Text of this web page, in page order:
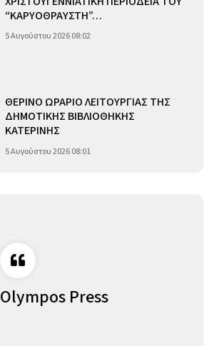
“ΚΑΡΥΟΘΡΑΥΣΤΗ”…
5 Αυγούστου 2026 08:02
ΘΕΡΙΝΟ ΩΡΑΡΙΟ ΛΕΙΤΟΥΡΓΙΑΣ ΤΗΣ
ΔΗΜΟΤΙΚΗΣ ΒΙΒΛΙΟΘΗΚΗΣ
ΚΑΤΕΡΙΝΗΣ
5 Αυγούστου 2026 08:01
Olympos Press